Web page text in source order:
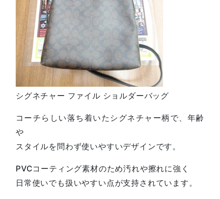
シグネチャー ファイル ショルダーバッグ
コーチらしい落ち着いたシグネチャー柄で、年齢
や
スタイルを問わず使いやすいデザインです。
PVCコーティング素材のため汚れや擦れに強く
日常使いでも扱いやすい点が支持されています。